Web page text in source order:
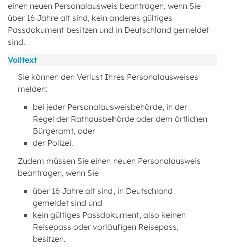
einen neuen Personalausweis beantragen, wenn Sie
über 16 Jahre alt sind, kein anderes gültiges
Passdokument besitzen und in Deutschland gemeldet
sind.
Volltext
Sie können den Verlust Ihres Personalausweises
melden:
bei jeder Personalausweisbehörde, in der
Regel der Rathausbehörde oder dem örtlichen
Bürgeramt, oder
der Polizei.
Zudem müssen Sie einen neuen Personalausweis
beantragen, wenn Sie
über 16 Jahre alt sind, in Deutschland
gemeldet sind und
kein gültiges Passdokument, also keinen
Reisepass oder vorläufigen Reisepass,
besitzen.